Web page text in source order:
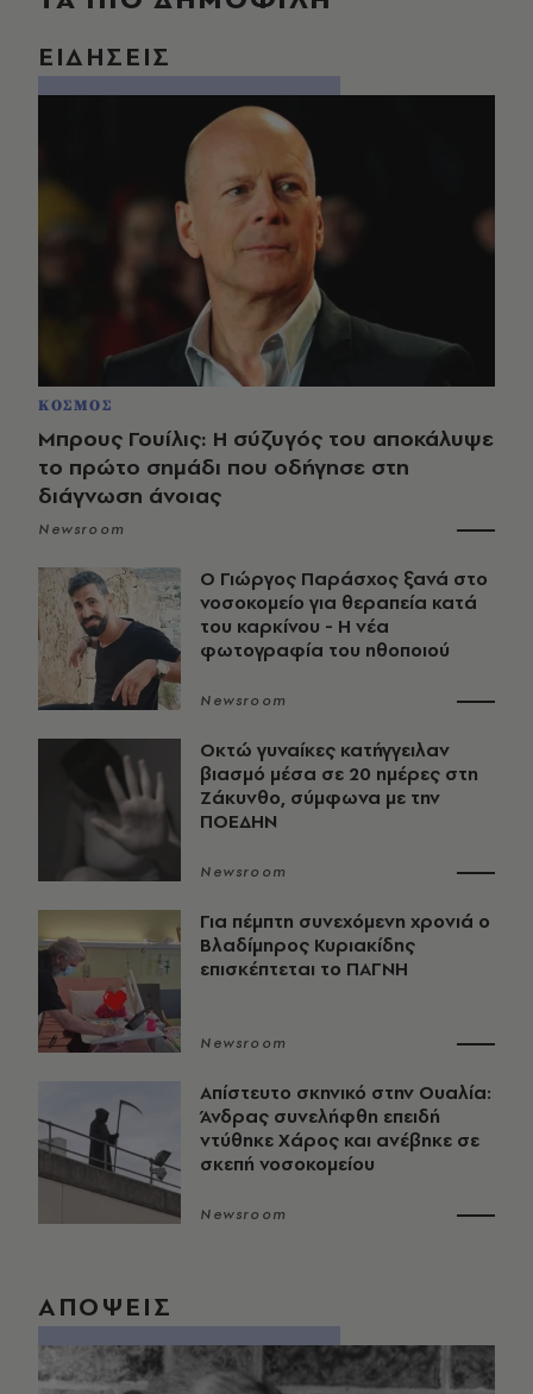
ΕΙΔΗΣΕΙΣ
ΚΟΣΜΟΣ
Μπρους Γουίλις: Η σύζυγός του αποκάλυψε
το πρώτο σημάδι που οδήγησε στη
διάγνωση άνοιας
Newsroom
O Γιώργος Παράσχος ξανά στο
νοσοκομείο για θεραπεία κατά
του καρκίνου - Η νέα
φωτογραφία του ηθοποιού
Newsroom
Οκτώ γυναίκες κατήγγειλαν
βιασμό μέσα σε 20 ημέρες στη
Ζάκυνθο, σύμφωνα με την
ΠΟΕΔΗΝ
Newsroom
Για πέμπτη συνεχόμενη χρονιά ο
Βλαδίμηρος Κυριακίδης
επισκέπτεται το ΠΑΓΝΗ
Newsroom
Απίστευτο σκηνικό στην Ουαλία:
Άνδρας συνελήφθη επειδή
ντύθηκε Χάρος και ανέβηκε σε
σκεπή νοσοκομείου
Newsroom
ΑΠΟΨΕΙΣ